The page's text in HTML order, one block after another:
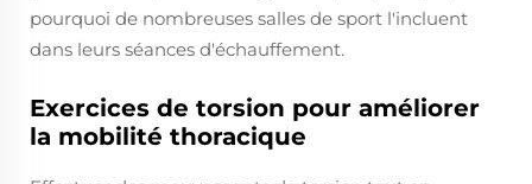
pourquoi de nombreuses salles de sport l'incluent
dans leurs séances d'échauffement.
Exercices de torsion pour améliorer
la mobilité thoracique